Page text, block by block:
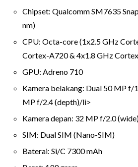
Chipset: Qualcomm SM7635
nm)
CPU: Octa-core (1x2.5 GHz
Cortex-A720 & 4x1.8 GHz
GPU: Adreno 710
Kamera belakang: Dual 50 MP f/
MP f/2.4 (depth)/li>
Kamera depan: 32 MP f/2.0
SIM: Dual SIM (Nano-SIM)
Baterai: Si/C 7300 mAh